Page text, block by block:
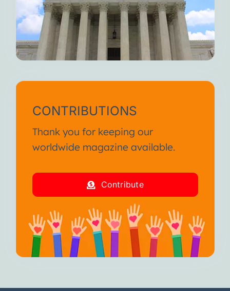
CONTRIBUTIONS
Thank you for keeping our
worldwide magazine available.
Contribute